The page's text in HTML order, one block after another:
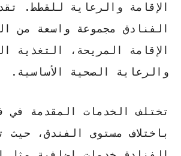
الإقامة والرعاية للقطط.
الفنادق مجموعة واسعة من
الإقامة المريحة، التغذية
والرعاية الصحية الأساسية.
تختلف الخدمات المقدمة في
باختلاف مستوى الفندق، حيث